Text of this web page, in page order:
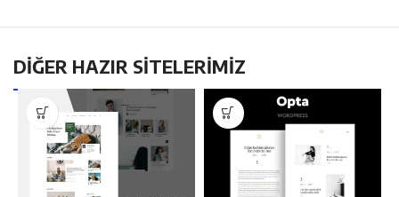
DİĞER HAZIR SİTELERİMİZ